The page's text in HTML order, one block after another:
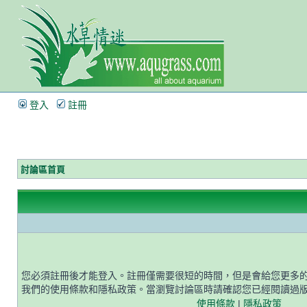
登入 註冊
討論區首頁
您必須註冊後才能登入。註冊僅需要很短的時間，但是會給您更多
我們的使用條款和隱私政策。當瀏覽討論區時請確認您已經閱讀過
使用條款| 隱私政策